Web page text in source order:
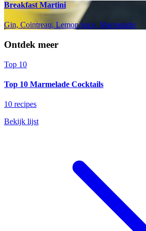
Breakfast Martini
Gin, Cointreau, Lemon juice, Marmelade
Ontdek meer
Top 10
Top 10 Marmelade Cocktails
10 recipes
Bekijk lijst